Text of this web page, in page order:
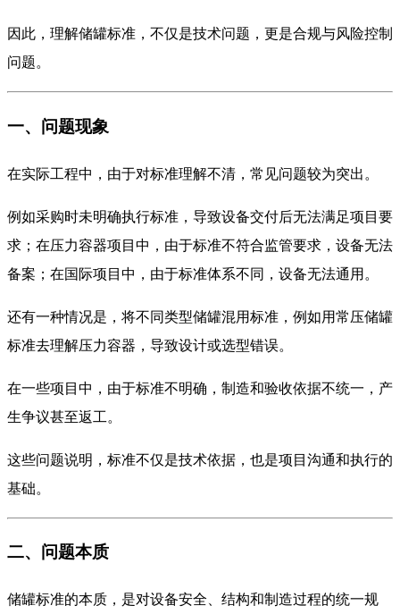
因此，理解储罐标准，不仅是技术问题，更是合规与风险控制
问题。
一、问题现象
在实际工程中，由于对标准理解不清，常见问题较为突出。
例如采购时未明确执行标准，导致设备交付后无法满足项目要
求；在压力容器项目中，由于标准不符合监管要求，设备无法
备案；在国际项目中，由于标准体系不同，设备无法通用。
还有一种情况是，将不同类型储罐混用标准，例如用常压储罐
标准去理解压力容器，导致设计或选型错误。
在一些项目中，由于标准不明确，制造和验收依据不统一，产
生争议甚至返工。
这些问题说明，标准不仅是技术依据，也是项目沟通和执行的
基础。
二、问题本质
储罐标准的本质，是对设备安全、结构和制造过程的统一规